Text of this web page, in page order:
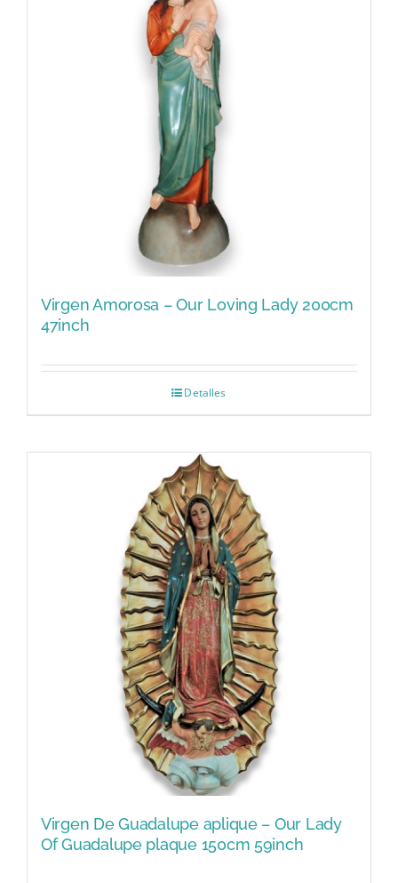
Virgen Amorosa – Our Loving Lady 200cm
47inch
Detalles
Virgen De Guadalupe aplique – Our Lady
Of Guadalupe plaque 150cm 59inch